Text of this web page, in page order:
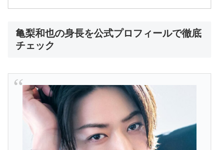
亀梨和也の身長を公式プロフィールで徹底
チェック